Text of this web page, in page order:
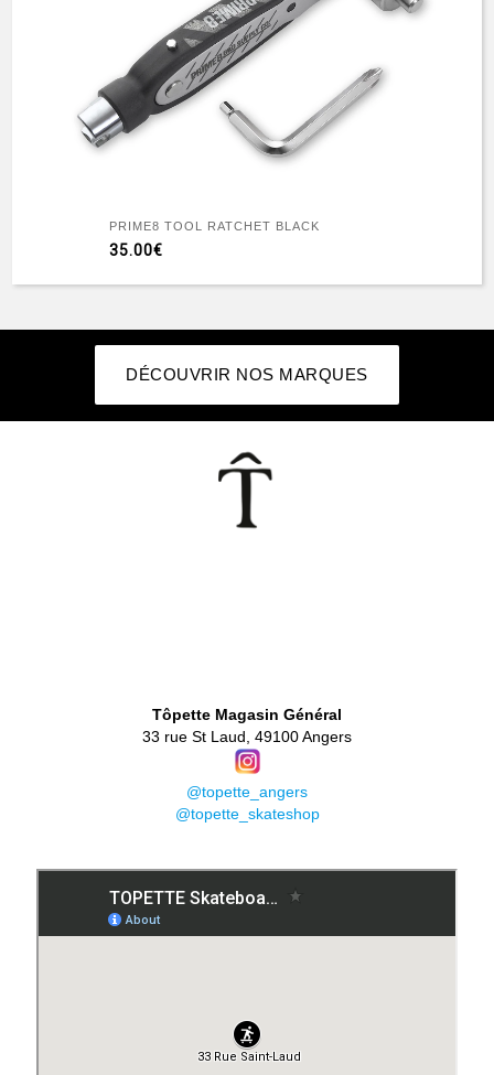
PRIME8 TOOL RATCHET BLACK
35.00€
DÉCOUVRIR NOS MARQUES
Tôpette Magasin Général
33 rue St Laud, 49100 Angers
@topette_angers
@topette_skateshop